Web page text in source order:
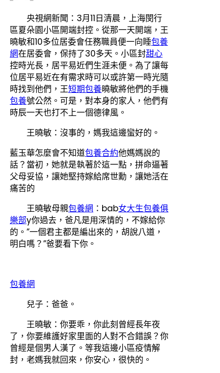
央視網新聞：3月11日清晨，上海閔行
區夏朵園小區開端封控。從那一天開端，王
曉敏和10多位居委會任務職員便一向睡包養
網在居委會，保持了30多天。小區封甜心
控時光長，居平易近們生涯未便。為了讓每
位居平易近在有需求時可以或許第一時光隨
時找到他們，王短期包養曉敏將他們的手機
包養號公然。可是，對本身的家人，他們有
時辰一天也打不上一個德律風。
王曉敏：沒事的，媽我這邊蠻好的。
藍玉華怎麼會不知道包養合約他媽媽說的
話？當初，她就是執著於這一點，拼命逼著
父母妥協，讓她堅持嫁給席世勳，讓她活在
痛苦的
王曉敏母親包養網 ：bab女大生包養俱
樂部y你過去，爸凡是用深情的，不嫁給你
的。”一個君主都是編出來的，胡說八道，
明白嗎？”爸要看下你。
包養網
兒子：爸爸。
王曉敏：你要乖，你此刻曾經長年夜
了，你要維護好家里面的人對不合錯誤？你
曾經是個男人漢了。等我這邊小區疫情解
封，老媽我就回來，你安心，很快的。